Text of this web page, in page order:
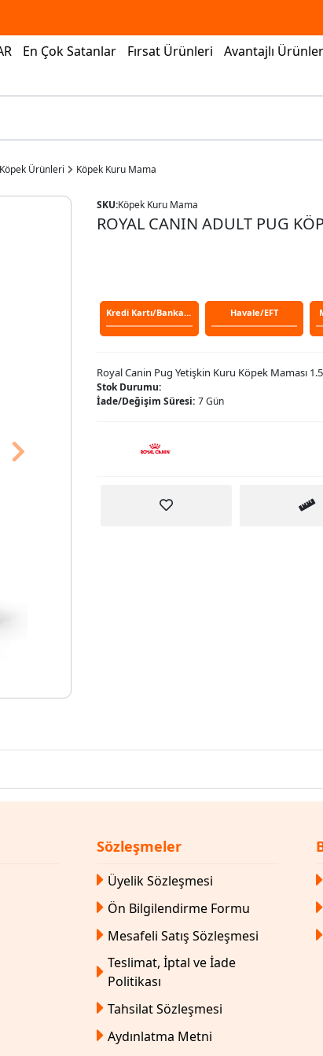
En Çok Satanlar Fırsat Ürünleri Avantajlı Ürünler
Köpek Ürünleri Köpek Kuru Mama
Next
SKU:Köpek Kuru Mama
ROYAL CANIN ADULT PUG
Kredi Kartı/Banka Kartı Havale/EFT
Royal Canin Pug Yetişkin Kuru Köpek Maması
Stok Durumu:
İade/Değişim Süresi: 7 Gün
Sözleşmeler
Üyelik Sözleşmesi
Ön Bilgilendirme Formu
Mesafeli Satış Sözleşmesi
Teslimat, İptal ve İade
Politikası
Tahsilat Sözleşmesi
Aydınlatma Metni